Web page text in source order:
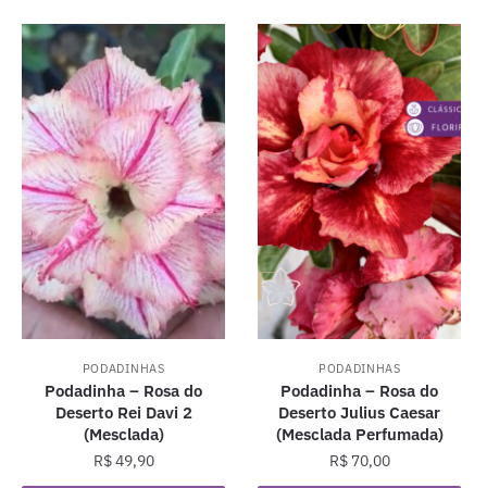
PODADINHAS
Podadinha – Rosa do
Deserto Rei Davi 2
(Mesclada)
R$49,90
PODADINHAS
Podadinha – Rosa do
Deserto Julius Caesar
(Mesclada Perfumada)
R$70,00